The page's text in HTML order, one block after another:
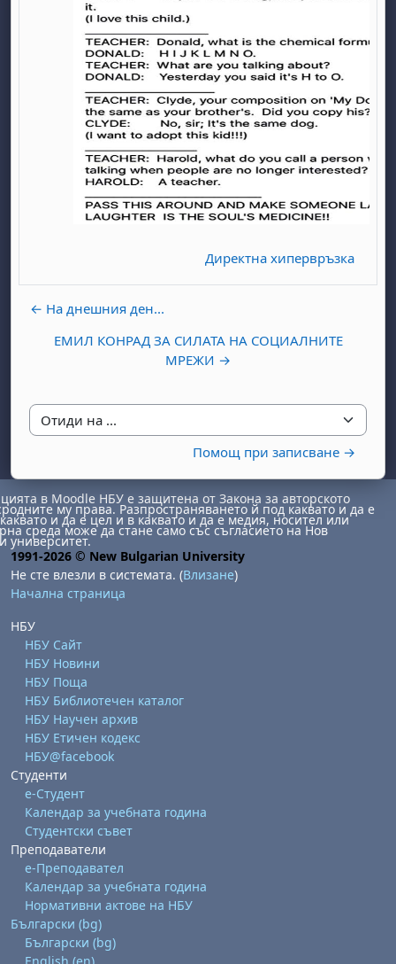
Директна хипервръзка
← На днешния ден...
ЕМИЛ КОНРАД ЗА СИЛАТА НА СОЦИАЛНИТЕ
МРЕЖИ →
Отиди на ...
Помощ при записване →
август
август
22 август
неделя, 23 август
в Moodle НБУ е защитена от Закона за авторското
му права. Разпространяването й под каквато и да е
и да е цел и в каквато и да е медия, носител или
среда може да стане само със съгласието на Нов
университет.
1991-2026 © New Bulgarian University
Не сте влезли в системата. (Влизане)
Начална страница
НБУ
НБУ Сайт
НБУ Новини
НБУ Поща
НБУ Библиотечен каталог
НБУ Научен архив
НБУ Етичен кодекс
НБУ@facebook
Студенти
е-Студент
Календар за учебната година
Студентски съвет
Преподаватели
е-Преподавател
Календар за учебната година
Нормативни актове на НБУ
Български ‎(bg)‎
Български ‎(bg)‎
English ‎(en)‎